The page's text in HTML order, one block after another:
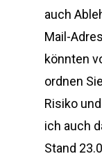
auch
Mail-
könnten
ordnen
Risiko
ich auch
Stand